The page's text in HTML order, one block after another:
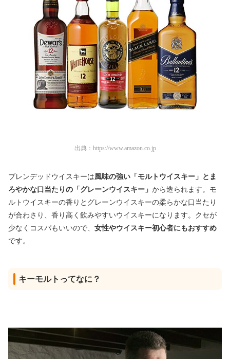
出典： https://www.amazon.co.jp
ブレンデッドウイスキーは風味の強い「モルトウイスキー」とま
ろやかな口当たりの「グレーンウイスキー」 から造られます。モ
ルトウイスキーの香りとグレーンウイスキーの柔らかな口当たり
が合わさり、香り高く飲みやすいウイスキーになります。クセが
少なくコスパもいいので、 女性やウイスキー初心者にもおすすめ
です。
キーモルトってなに？